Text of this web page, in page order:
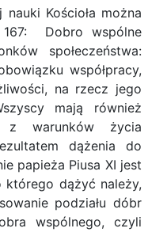
nauki Kościoła można
Dobro wspólne
społeczeństwa:
współpracy,
na rzecz jego
mają również
z warunków życia
dążenia do
papieża Piusa XI jest
którego dążyć należy,
podziału dóbr
wspólnego, czyli